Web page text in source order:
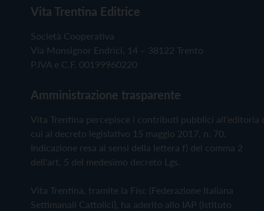
Vita Trentina Editrice
Società Cooperativa
Via Monsignor Endrici, 14 – 38122 Trento
P.IVA e C.F. 00199960220
Amministrazione trasparente
Vita Trentina percepisce i contributi pubblici all'editoria
cui al decreto legislativo 15 maggio 2017, n. 70.
Indicazione resa ai sensi della lettera f) del comma 2
dell'art. 5 del medesimo decreto Lgs.
Vita Trentina, tramite la Fisc (Federazione Italiana
Settimanali Cattolici), ha aderito allo IAP (Istituto